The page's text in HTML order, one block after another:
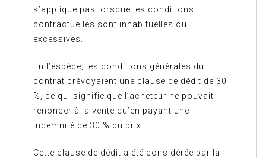
s’applique pas lorsque les conditions
contractuelles sont inhabituelles ou
excessives.
En l’espèce, les conditions générales du
contrat prévoyaient une clause de dédit de 30
%, ce qui signifie que l’acheteur ne pouvait
renoncer à la vente qu’en payant une
indemnité de 30 % du prix.
Cette clause de dédit a été considérée par la